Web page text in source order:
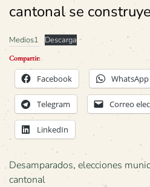
cantonal se
Medios1 Descarga
Compartir:
Facebook WhatsApp
Telegram Correo
LinkedIn
Desamparados, elecciones
cantonal